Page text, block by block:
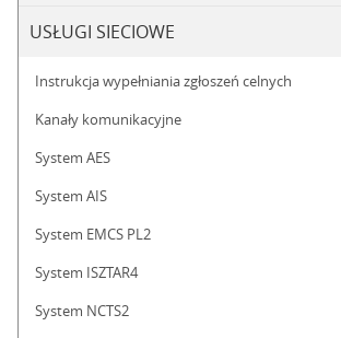
USŁUGI SIECIOWE
Instrukcja wypełniania zgłoszeń celnych
Kanały komunikacyjne
System AES
System AIS
System EMCS PL2
System ISZTAR4
System NCTS2